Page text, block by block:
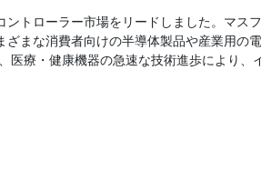
トローラー市場をリードしました。マス
まな消費者向けの半導体製品や産業用の
医療・健康機器の急速な技術進歩により、